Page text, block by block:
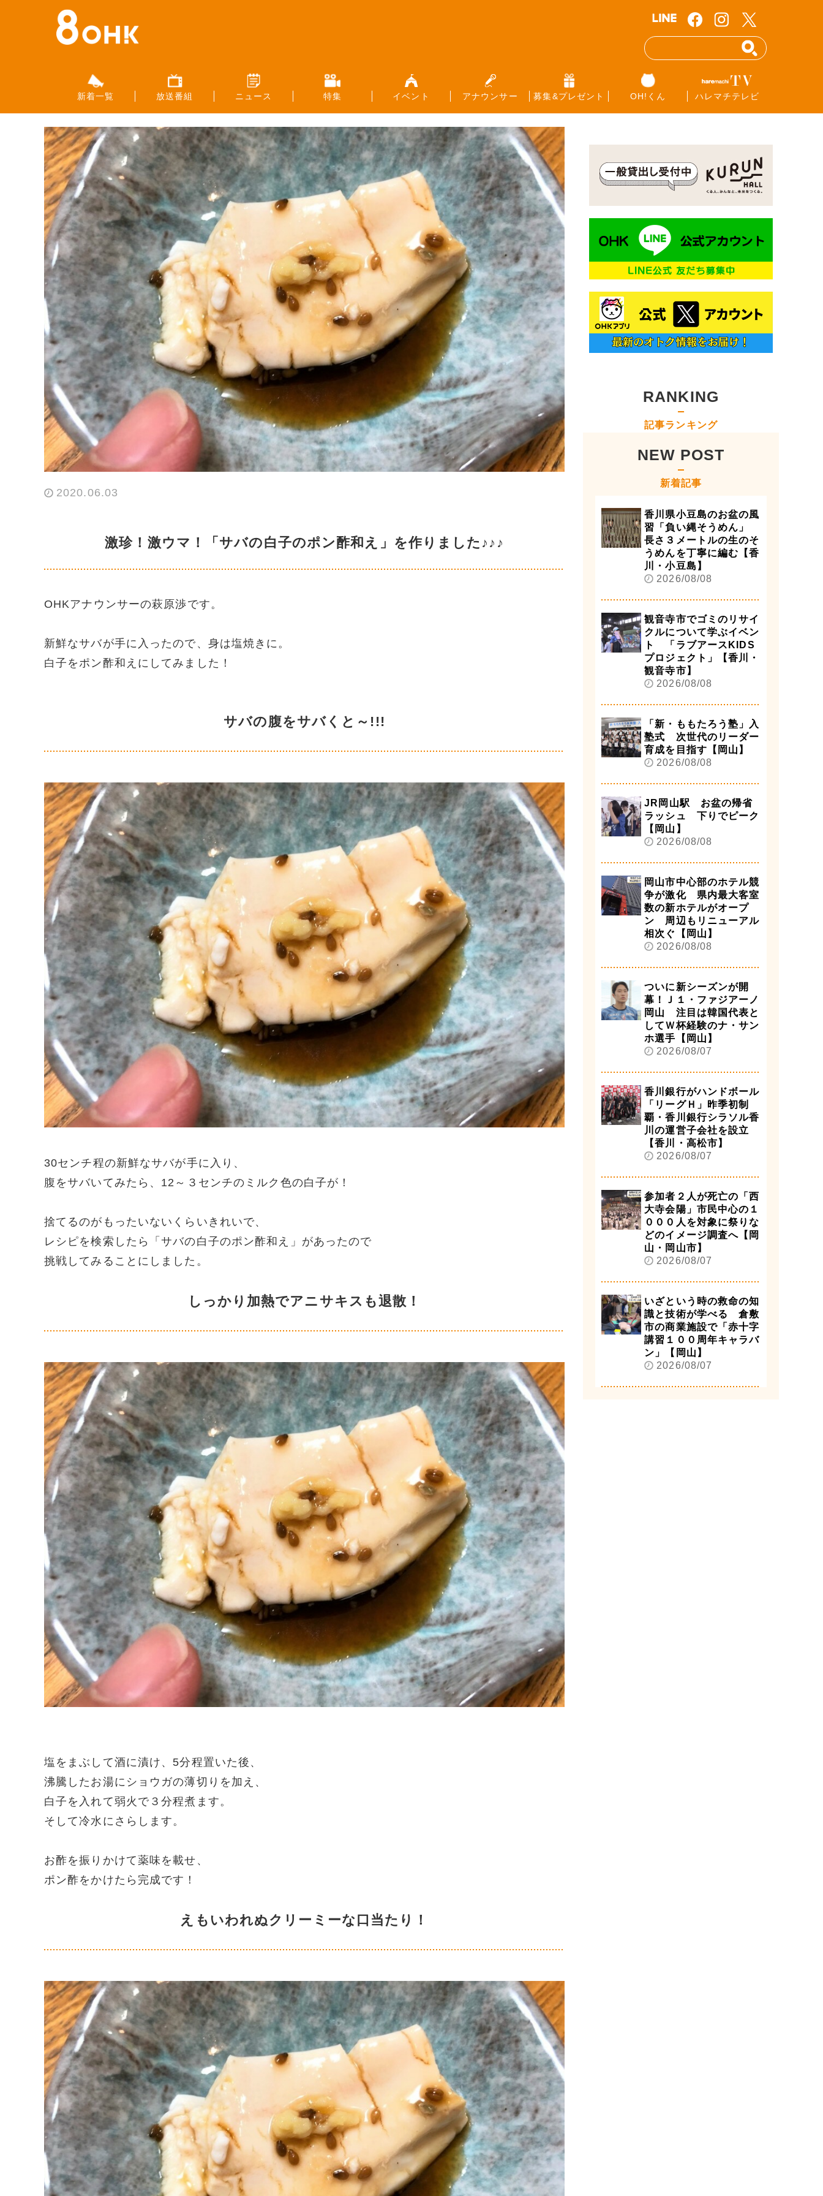
新着一覧 放送番組 ニュース 特集 イベント アナウンサー 募集&プレゼント OH!くん ハレマチテレビ
2020.06.03
激珍！激ウマ！「サバの白子のポン酢和え」を作りました♪♪♪
OHKアナウンサーの萩原渉です。
新鮮なサバが手に入ったので、身は塩焼きに。
白子をポン酢和えにしてみました！
サバの腹をサバくと～!!!
30センチ程の新鮮なサバが手に入り、
腹をサバいてみたら、12～３センチのミルク色の白子が！
捨てるのがもったいないくらいきれいで、
レシピを検索したら「サバの白子のポン酢和え」があったので
挑戦してみることにしました。
しっかり加熱でアニサキスも退散！
塩をまぶして酒に漬け、5分程置いた後、
沸騰したお湯にショウガの薄切りを加え、
白子を入れて弱火で３分程煮ます。
そして冷水にさらします。
お酢を振りかけて薬味を載せ、
ポン酢をかけたら完成です！
えもいわれぬクリーミーな口当たり！
RANKING
記事ランキング
NEW POST
新着記事
香川県小豆島のお盆の風
習「負い縄そうめん」
長さ３メートルの生のそ
うめんを丁寧に編む【香
川・小豆島】
2026/08/08
観音寺市でゴミのリサイ
クルについて学ぶイベン
ト 「ラブアースKIDS
プロジェクト」【香川・
観音寺市】
2026/08/08
「新・ももたろう塾」入
塾式 次世代のリーダー
育成を目指す【岡山】
2026/08/08
JR岡山駅 お盆の帰省
ラッシュ 下りでピーク
【岡山】
2026/08/08
岡山市中心部のホテル競
争が激化 県内最大客室
数の新ホテルがオープ
ン 周辺もリニューアル
相次ぐ【岡山】
2026/08/08
ついに新シーズンが開
幕！Ｊ１・ファジアーノ
岡山 注目は韓国代表と
してＷ杯経験のナ・サン
ホ選手【岡山】
2026/08/07
香川銀行がハンドボール
「リーグＨ」昨季初制
覇・香川銀行シラソル香
川の運営子会社を設立
【香川・高松市】
2026/08/07
参加者２人が死亡の「西
大寺会陽」市民中心の１
０００人を対象に祭りな
どのイメージ調査へ【岡
山・岡山市】
2026/08/07
いざという時の救命の知
識と技術が学べる 倉敷
市の商業施設で「赤十字
講習１００周年キャラバ
ン」【岡山】
2026/08/07